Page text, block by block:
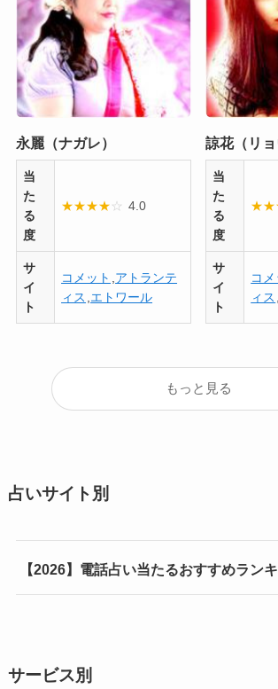
永麗（ナガレ）
当
た
る
度
★★★★☆ 4.0
サ
イ
ト
コメット アトランテ
ィス エトワール
諒花（リョ
当
た
る
度
★★
サ
イ
ト
コメ
ィス
もっと見る
占いサイト別
【2026】電話占い当たるおすすめラン
サービス別